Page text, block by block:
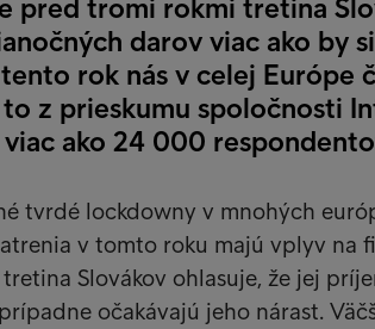
pred tromi rokmi tretina
darov viac ako by
rok nás v celej Európe
z prieskumu spoločnosti
ako 24 000
tvrdé lockdowny v mnohých
v tomto roku majú vplyv na
Slovákov ohlasuje, že jej
očakávajú jeho nárast.